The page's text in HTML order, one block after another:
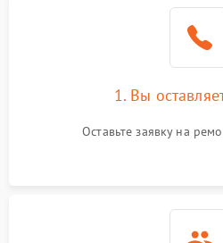
1. Вы
Оставьте заявку на